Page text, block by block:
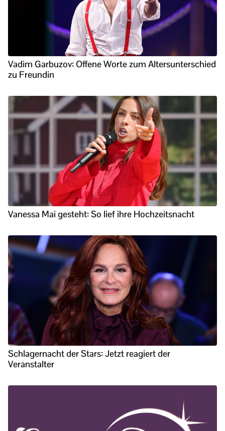
Vadim Garbuzov: Offene Worte zum Altersunterschied
zu Freundin
Vanessa Mai gesteht: So lief ihre Hochzeitsnacht
Schlagernacht der Stars: Jetzt reagiert der
Veranstalter